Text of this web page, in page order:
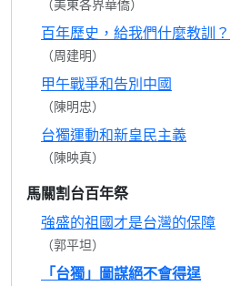
（美東各界華僑）
百年歷史，給我們什麼教訓？
（周建明）
甲午戰爭和告別中國
（陳明忠）
台獨運動和新皇民主義
（陳映真）
馬關割台百年祭
強盛的祖國才是台灣的保障
（郭平坦）
「台獨」圖謀絕不會得逞